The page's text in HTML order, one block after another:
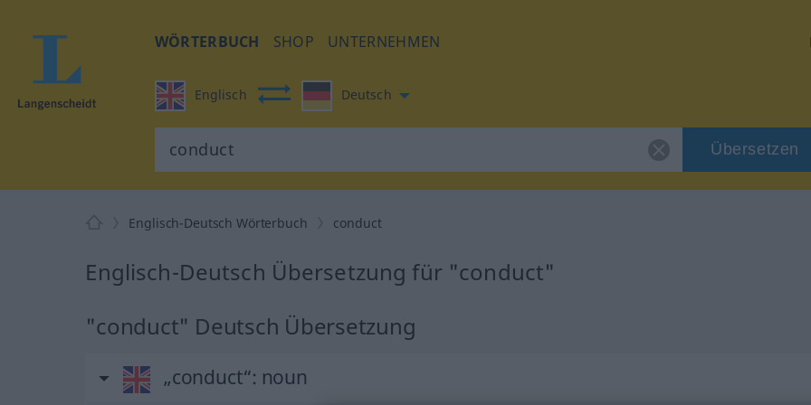
WÖRTERBUCH SHOP UNTERNEHMEN
Englisch Deutsch
Übersetzen
Englisch-Deutsch Wörterbuch conduct
Englisch-Deutsch Übersetzung für "conduct"
"conduct" Deutsch Übersetzung
„conduct“: noun